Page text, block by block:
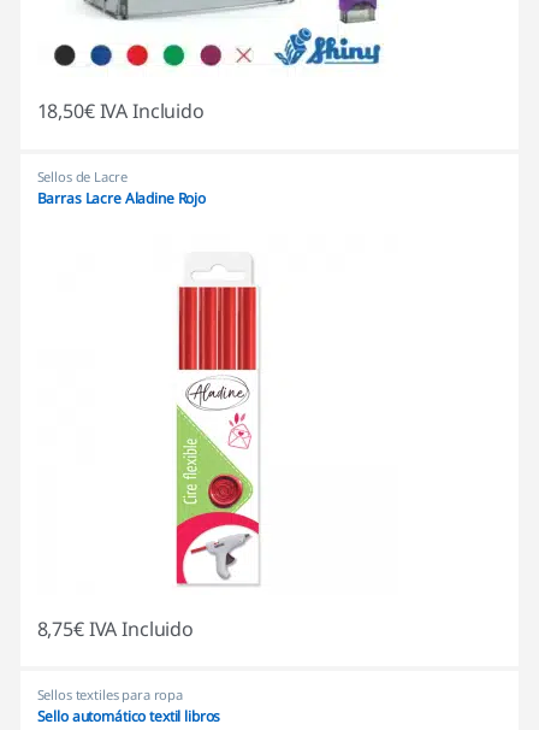
18,50€IVA Incluido
Sellos de Lacre
Barras Lacre Aladine Rojo
8,75€IVA Incluido
Sellos textiles para ropa
Sello automático textil libros